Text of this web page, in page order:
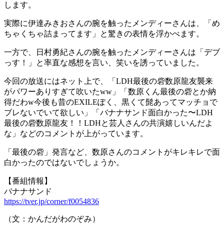
します。
実際に伊達みきおさんの腕を触ったメンディーさんは、「め
ちゃくちゃ詰まってます」と驚きの表情を浮かべます。
一方で、日村勇紀さんの腕を触ったメンディーさんは「デブ
っす！」と率直な感想を言い、笑いを誘っていました。
今回の放送にはネット上で、「LDH最後の砦数原龍友襲来
がパワーありすぎて吹いたww」「数原くん最後の砦とか納
得だわw今後も昔のEXILEぽく、黒くて髭あってマッチョで
ブレないでいて欲しい」「バナナサンド面白かった〜LDH
最後の砦数原龍友！！LDHと芸人さんの共演嬉しいんだよ
な」などのコメントが上がっています。
「最後の砦」発言など、数原さんのコメントがキレキレで面
白かったのではないでしょうか。
【番組情報】
バナナサンド
https://tver.jp/corner/f0054836
（文：かんだがわのぞみ）